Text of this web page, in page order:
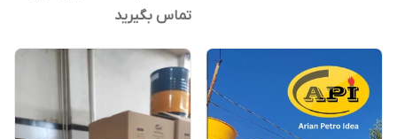
پترو ایده
تماس بگیرید